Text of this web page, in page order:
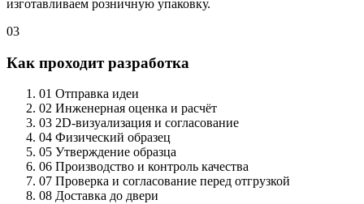
изготавливаем розничную упаковку.
03
Как проходит разработка
01 Отправка идеи
02 Инженерная оценка и расчёт
03 2D-визуализация и согласование
04 Физический образец
05 Утверждение образца
06 Производство и контроль качества
07 Проверка и согласование перед отгрузкой
08 Доставка до двери